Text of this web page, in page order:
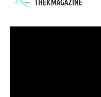
THEKMAGAZINE